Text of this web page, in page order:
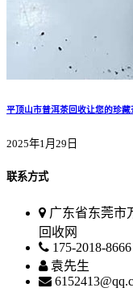
平顶山市普洱茶回收让您的珍
2025年1月29日
联系方式
广东省东莞市
回收网
175-2018-8666
袁先生